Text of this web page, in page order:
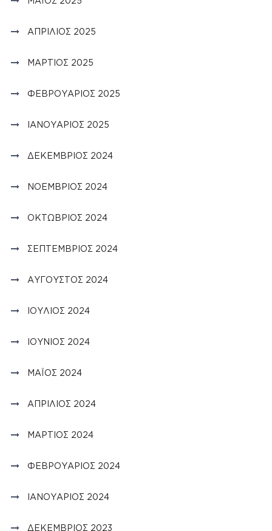
ΑΠΡΊΛΙΟΣ 2025
ΜΆΡΤΙΟΣ 2025
ΦΕΒΡΟΥΆΡΙΟΣ 2025
ΙΑΝΟΥΆΡΙΟΣ 2025
ΔΕΚΈΜΒΡΙΟΣ 2024
ΝΟΈΜΒΡΙΟΣ 2024
ΟΚΤΏΒΡΙΟΣ 2024
ΣΕΠΤΈΜΒΡΙΟΣ 2024
ΑΎΓΟΥΣΤΟΣ 2024
ΙΟΎΛΙΟΣ 2024
ΙΟΎΝΙΟΣ 2024
ΜΆΙΟΣ 2024
ΑΠΡΊΛΙΟΣ 2024
ΜΆΡΤΙΟΣ 2024
ΦΕΒΡΟΥΆΡΙΟΣ 2024
ΙΑΝΟΥΆΡΙΟΣ 2024
ΔΕΚΈΜΒΡΙΟΣ 2023